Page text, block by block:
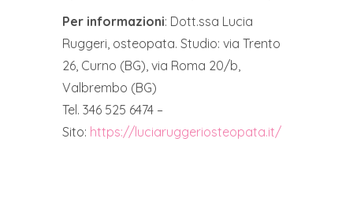
Per informazioni: Dott.ssa Lucia
Ruggeri, osteopata. Studio: via Trento
26, Curno (BG), via Roma 20/b,
Valbrembo (BG)
Tel. 346 525 6474 –
Sito: https://luciaruggeriosteopata.it/